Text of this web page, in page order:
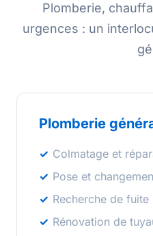
Plomberie,
urgences : un
Plomberie
Colmatage et
Pose et
Recherche de
Rénovation de